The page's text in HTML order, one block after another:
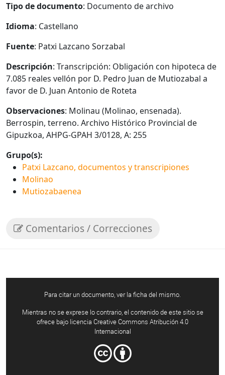
Tipo de documento: Documento de archivo
Idioma: Castellano
Fuente: Patxi Lazcano Sorzabal
Descripción: Transcripción: Obligación con hipoteca de
7.085 reales vellón por D. Pedro Juan de Mutiozabal a
favor de D. Juan Antonio de Roteta
Observaciones: Molinau (Molinao, ensenada).
Berrospin, terreno. Archivo Histórico Provincial de
Gipuzkoa, AHPG-GPAH 3/0128, A: 255
Grupo(s):
Patxi Lazcano, documentos y transcripiones
Molinao
Mutiozabaenea
Comentarios / Correcciones
Para citar un documento, ver la ficha del mismo.
Mientras no se exprese lo contrario, el contenido de este sitio se
ofrece bajo licencia Creative Commons Atribución 4.0
Internacional